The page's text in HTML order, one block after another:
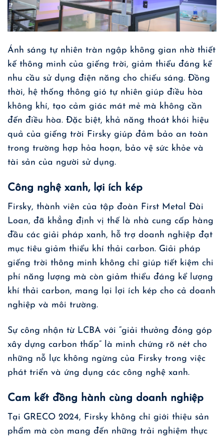
Ánh sáng tự nhiên tràn ngập không gian nhờ thiết
kế thông minh của giếng trời, giảm thiểu đáng kể
nhu cầu sử dụng điện năng cho chiếu sáng. Đồng
thời, hệ thống thông gió tự nhiên giúp điều hòa
không khí, tạo cảm giác mát mẻ mà không cần
đến điều hòa. Đặc biệt, khả năng thoát khói hiệu
quả của giếng trời Firsky giúp đảm bảo an toàn
trong trường hợp hỏa hoạn, bảo vệ sức khỏe và
tài sản của người sử dụng.
Công nghệ xanh, lợi ích kép
Firsky, thành viên của tập đoàn First Metal Đài
Loan, đã khẳng định vị thế là nhà cung cấp hàng
đầu các giải pháp xanh, hỗ trợ doanh nghiệp đạt
mục tiêu giảm thiểu khí thải carbon. Giải pháp
giếng trời thông minh không chỉ giúp tiết kiệm chi
phí năng lượng mà còn giảm thiểu đáng kể lượng
khí thải carbon, mang lại lợi ích kép cho cả doanh
nghiệp và môi trường.
Sự công nhận từ LCBA với “giải thưởng đóng góp
xây dựng carbon thấp” là minh chứng rõ nét cho
những nỗ lực không ngừng của Firsky trong việc
phát triển và ứng dụng các công nghệ xanh.
Cam kết đồng hành cùng doanh nghiệp
Tại GRECO 2024, Firsky không chỉ giới thiệu sản
phẩm mà còn mang đến những trải nghiệm thực